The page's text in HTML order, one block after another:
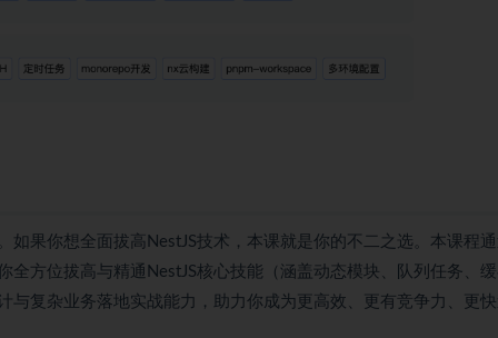
果你想全面拔高NestJS技术，本课就是你的不二之选。本课程
方位拔高与精通NestJS核心技能（涵盖动态模块、队列任务、
复杂业务落地实战能力，助力你成为更高效、更有竞争力、更快